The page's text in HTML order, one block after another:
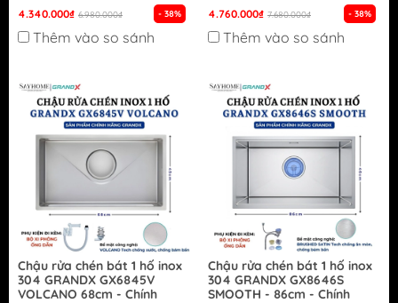
4.340.000₫ 6.980.000₫ - 38%
Thêm vào so sánh
4.760.000₫ 7.680.000₫ - 38%
Thêm vào so sánh
Chậu rửa chén bát 1 hố inox
304 GRANDX GX6845V
VOLCANO 68cm - Chính
Chậu rửa chén bát 1 hố inox
304 GRANDX GX8646S
SMOOTH - 86cm - Chính